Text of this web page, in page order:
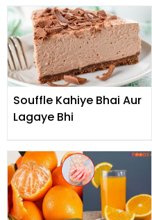
ہے؟ جو آج دنیا کا طاقتور
ترین انسان ہے
Souffle Kahiye Bhai Aur
Lagaye Bhi